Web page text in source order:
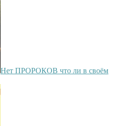
Нет ПРОРОКОВ что ли в своём